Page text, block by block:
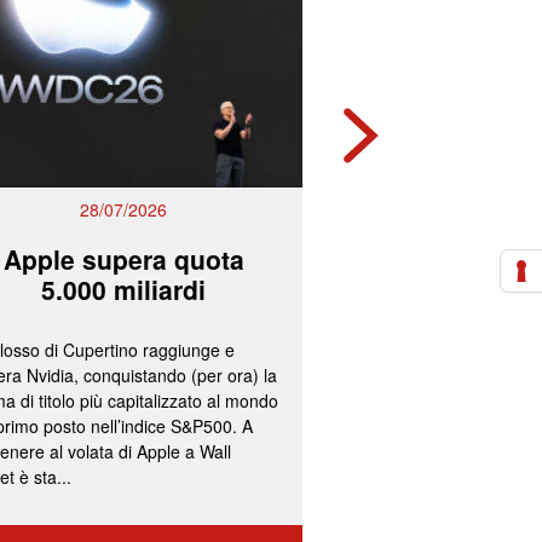
28/07/2026
Apple supera quota
5.000 miliardi
di Cupertino raggiunge e
Nvidia, conquistando (per ora) la
di titolo più capitalizzato al mondo
posto nell’indice S&P500. A
al volata di Apple a Wall
è sta...
Mps e
lavorano